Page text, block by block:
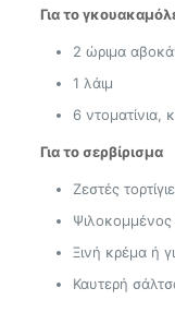
Για το
2 ώριμα
1 λάιμ
6 ντοματίνια,
Για το σερβίρισμα
Ζεστές
Ψιλοκομμένος
Ξινή κρέμα ή
Καυτερή